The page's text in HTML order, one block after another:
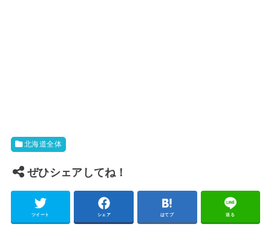
北海道全体
ぜひシェアしてね！
ツイート シェア はてブ 送る